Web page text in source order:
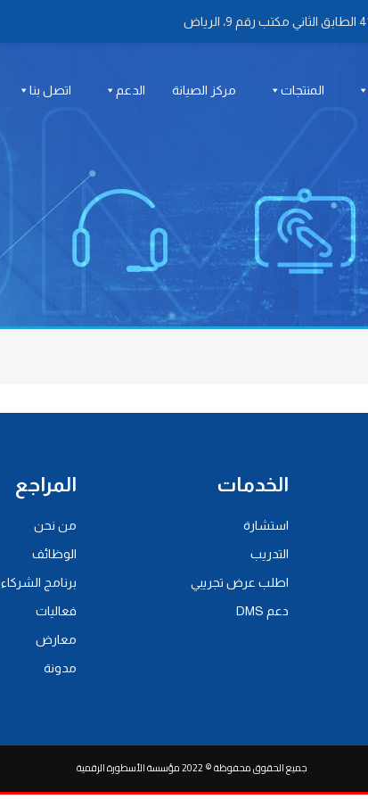
المنتجات مركز الصيانة الدعم اتصل بنا
الخدمات
استشارة
التدريب
اطلب عرض تجريبي
دعم DMS
المراجع
من نحن
الوظائف
برنامج الشركاء
فعاليات
معارض
مدونة
جميع الحقوق محفوظة © 2022 مؤسسة الأسطورة الرقمية